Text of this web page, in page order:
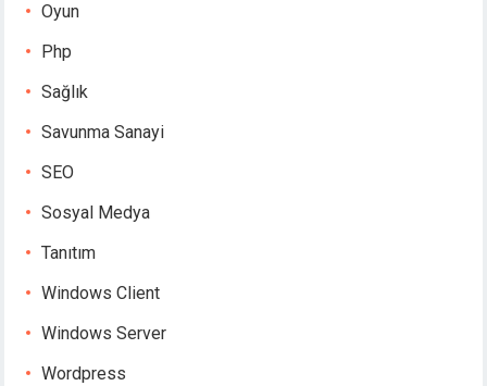
Oyun
Php
Sağlık
Savunma Sanayi
SEO
Sosyal Medya
Tanıtım
Windows Client
Windows Server
Wordpress